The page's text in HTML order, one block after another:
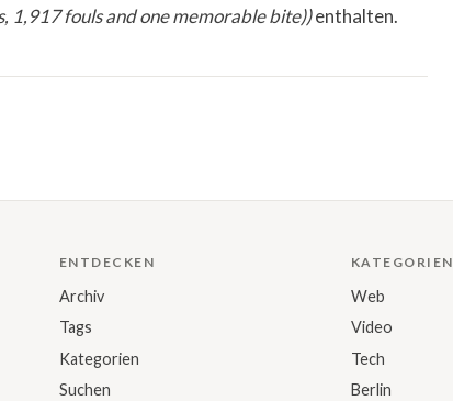
1,917 fouls and one memorable bite))enthalten.
ENTDECKEN
Archiv
Tags
Kategorien
Suchen
KATEGORIEN
Web
Video
Tech
Berlin